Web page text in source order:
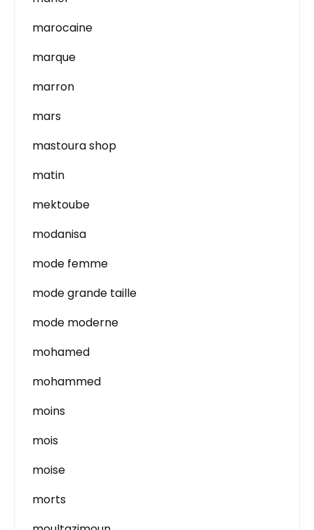
marocaine
marque
marron
mars
mastoura shop
matin
mektoube
modanisa
mode femme
mode grande taille
mode moderne
mohamed
mohammed
moins
mois
moise
morts